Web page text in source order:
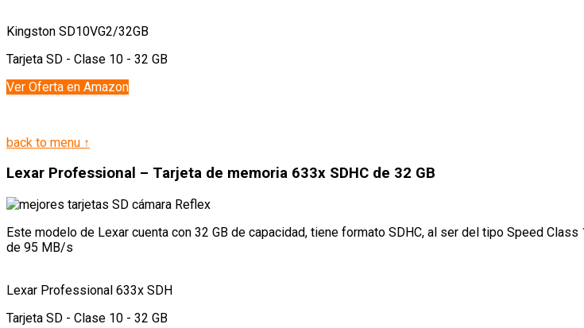
Kingston SD10VG2/32GB
Tarjeta SD - Clase 10 - 32 GB
Ver Oferta en Amazon
back to menu ↑
Lexar Professional – Tarjeta de memoria 633x SDHC de 32 GB
Este modelo de Lexar cuenta con 32 GB de capacidad, tiene formato SDHC, al ser del tipo Speed
de 95 MB/s
Lexar Professional 633x SDH
Tarjeta SD - Clase 10 - 32 GB